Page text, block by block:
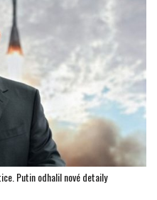
Putin odhalil nové detaily